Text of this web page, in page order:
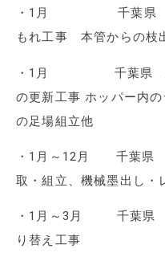
・1月 千葉県 製
もれ工事 本管からの枝
・1月 千葉県 産廃
の更新工事 ホッパー内
の足場組立他
・1月～12月 千葉県
取・組立、機械墨出し・
・1月～3月 千葉県
り替え工事